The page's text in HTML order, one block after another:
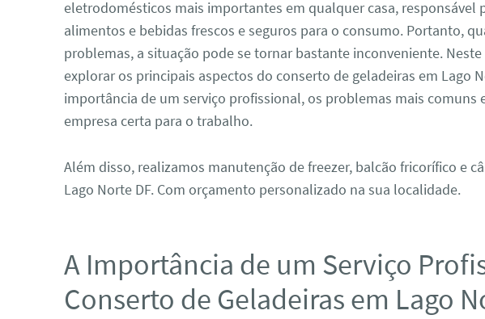
eletrodomésticos mais importantes em qualquer casa, responsável
alimentos e bebidas frescos e seguros para o consumo. Portanto,
problemas, a situação pode se tornar bastante inconveniente.
explorar os principais aspectos do conserto de geladeiras em Lago
importância de um serviço profissional, os problemas mais comuns
empresa certa para o trabalho.
Além disso, realizamos manutenção de freezer, balcão fricorífico e
Lago Norte DF. Com orçamento personalizado na sua localidade.
A Importância de um Serviço
Conserto de Geladeiras em Lago